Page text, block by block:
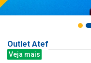
Outlet Atef
Veja mais